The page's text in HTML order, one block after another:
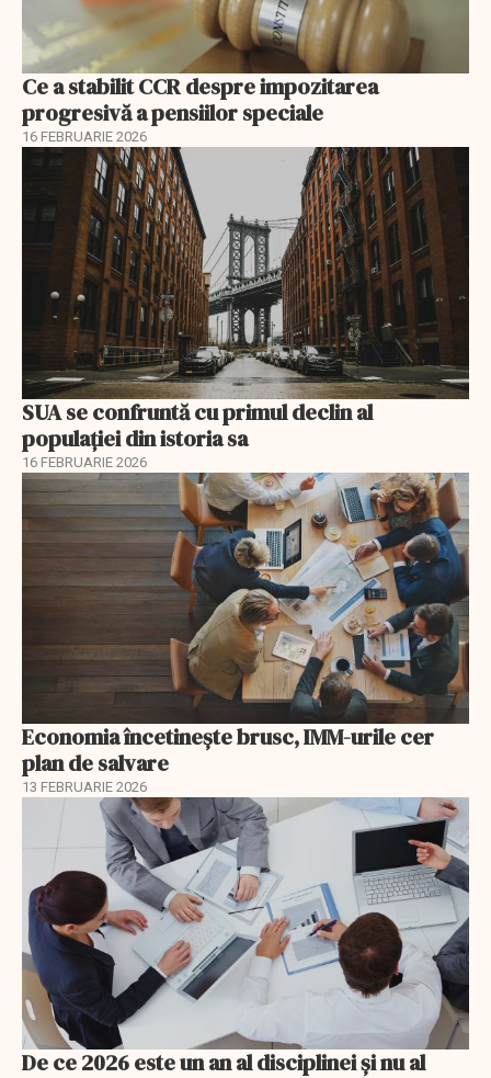
Ce a stabilit CCR despre impozitarea
progresivă a pensiilor speciale
16 FEBRUARIE 2026
SUA se confruntă cu primul declin al
populației din istoria sa
16 FEBRUARIE 2026
Economia încetinește brusc, IMM-urile cer
plan de salvare
13 FEBRUARIE 2026
De ce 2026 este un an al disciplinei și nu al